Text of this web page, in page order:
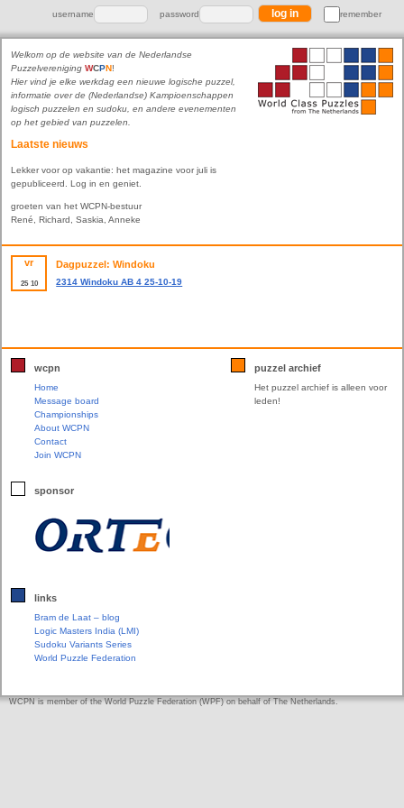
username password remember
Welkom op de website van de Nederlandse
Puzzelvereniging WCPN!
Hier vind je elke werkdag een nieuwe logische puzzel,
informatie over de (Nederlandse) Kampioenschappen
logisch puzzelen en sudoku, en andere evenementen
op het gebied van puzzelen.
Laatste nieuws
Lekker voor op vakantie: het magazine voor juli is
gepubliceerd. Log in en geniet.
groeten van het WCPN-bestuur
René, Richard, Saskia, Anneke
vr
25 10
Dagpuzzel: Windoku
2314 Windoku AB 4 25-10-19
wcpn
Home
Message board
Championships
About WCPN
Contact
Join WCPN
sponsor
links
Bram de Laat – blog
Logic Masters India (LMI)
Sudoku Variants Series
World Puzzle Federation
puzzel archief
Het puzzel archief is alleen voor
leden!
WCPN is member of the World Puzzle Federation (WPF) on behalf of The Netherlands.